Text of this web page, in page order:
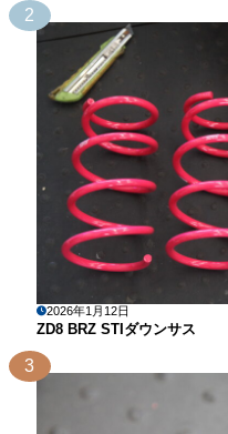
2
2026年1月12日
ZD8 BRZ STIダウンサス
3